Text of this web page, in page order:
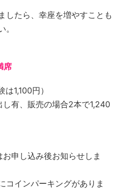
したら、幸座を増やすことも
席
は1,100円）
有、販売の場合2本で1,240
申し込み後お知らせしま
コインパーキングがありま